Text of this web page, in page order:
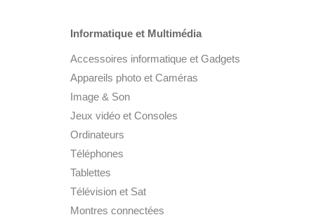
Informatique et Multimédia
Accessoires informatique et Gadgets
Appareils photo et Caméras
Image & Son
Jeux vidéo et Consoles
Ordinateurs
Téléphones
Tablettes
Télévision et Sat
Montres connectées